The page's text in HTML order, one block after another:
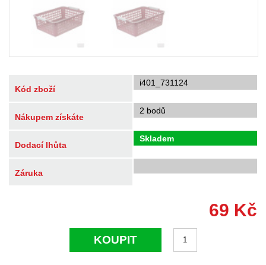
Kód zboží
i401_731124
Nákupem získáte
2 bodů
Dodací lhůta
Skladem
Záruka
69 Kč
KOUPIT